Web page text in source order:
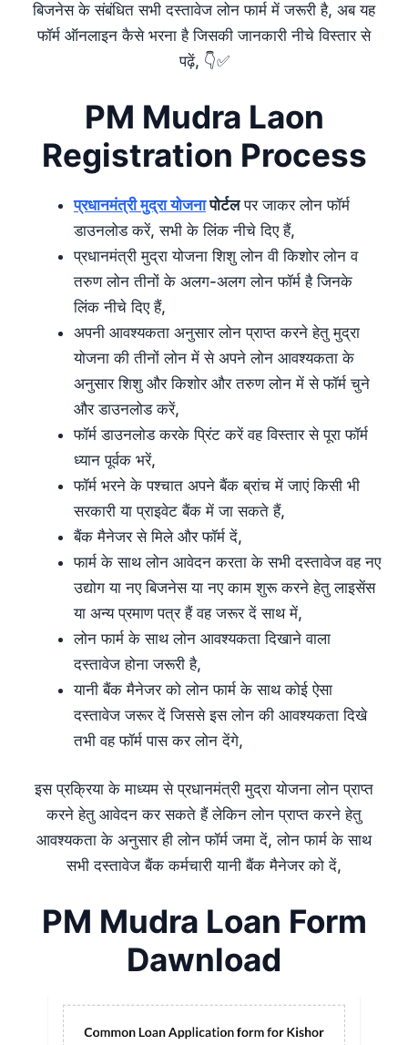
बिजनेस के संबंधित सभी दस्तावेज लोन फार्म में जरूरी है, अब यह
फॉर्म ऑनलाइन कैसे भरना है जिसकी जानकारी नीचे विस्तार से
पढ़ें, 👇✅
PM Mudra Laon
Registration Process
प्रधानमंत्री मुद्रा योजनापोर्टलपर जाकर लोन फॉर्म
डाउनलोड करें, सभी के लिंक नीचे दिए हैं,
प्रधानमंत्री मुद्रा योजना शिशु लोन वी किशोर लोन व
तरुण लोन तीनों के अलग-अलग लोन फॉर्म है जिनके
लिंक नीचे दिए हैं,
अपनी आवश्यकता अनुसार लोन प्राप्त करने हेतु मुद्रा
योजना की तीनों लोन में से अपने लोन आवश्यकता के
अनुसार शिशु और किशोर और तरुण लोन में से फॉर्म चुने
और डाउनलोड करें,
फॉर्म डाउनलोड करके प्रिंट करें वह विस्तार से पूरा फॉर्म
ध्यान पूर्वक भरें,
फॉर्म भरने के पश्चात अपने बैंक ब्रांच में जाएं किसी भी
सरकारी या प्राइवेट बैंक में जा सकते हैं,
बैंक मैनेजर से मिले और फॉर्म दें,
फार्म के साथ लोन आवेदन करता के सभी दस्तावेज वह नए
उद्योग या नए बिजनेस या नए काम शुरू करने हेतु लाइसेंस
या अन्य प्रमाण पत्र हैं वह जरूर दें साथ में,
लोन फार्म के साथ लोन आवश्यकता दिखाने वाला
दस्तावेज होना जरूरी है,
यानी बैंक मैनेजर को लोन फार्म के साथ कोई ऐसा
दस्तावेज जरूर दें जिससे इस लोन की आवश्यकता दिखे
तभी वह फॉर्म पास कर लोन देंगे,
इस प्रक्रिया के माध्यम से प्रधानमंत्री मुद्रा योजना लोन प्राप्त
करने हेतु आवेदन कर सकते हैं लेकिन लोन प्राप्त करने हेतु
आवश्यकता के अनुसार ही लोन फॉर्म जमा दें, लोन फार्म के साथ
सभी दस्तावेज बैंक कर्मचारी यानी बैंक मैनेजर को दें,
PM Mudra Loan Form
Dawnload